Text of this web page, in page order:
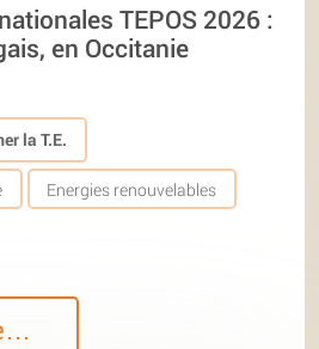
TEPOS 2026 :
en Occitanie
la T.E.
Energies renouvelables